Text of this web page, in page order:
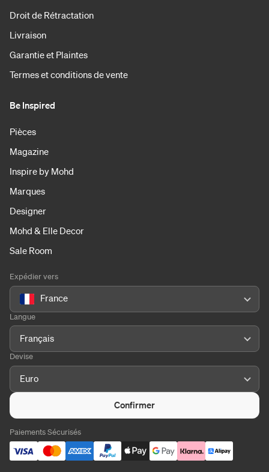
Droit de Rétractation
Livraison
Garantie et Plaintes
Termes et conditions de vente
Be Inspired
Pièces
Magazine
Inspire by Mohd
Marques
Designer
Mohd & Elle Decor
Sale Room
Expédier vers
France
Langue
Français
Devise
Euro
Confirmer
Paiements Sécurisés